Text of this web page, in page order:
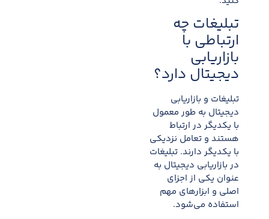
تبلیغات چه
ارتباطی با
بازاریابی
دیجیتال دارد؟
تبلیغات و بازاریابی
دیجیتال به طور معمول
با یکدیگر در ارتباط
هستند و تعامل نزدیکی
با یکدیگر دارند. تبلیغات
در بازاریابی دیجیتال به
عنوان یکی از اجزای
اصلی و ابزارهای مهم
استفاده می‌شود.